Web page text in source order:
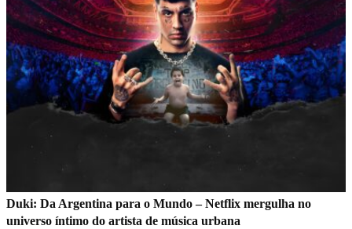
Duki: Da Argentina para o Mundo – Netflix mergulha no
universo íntimo do artista de música urbana